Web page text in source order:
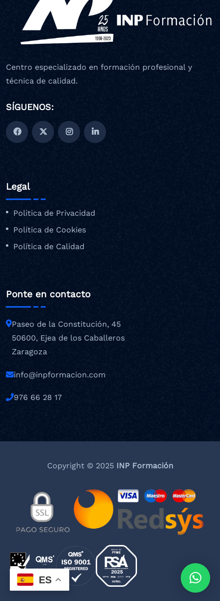
Centro especializado en formación profesional y
técnica de calidad.
SÍGUENOS:
Legal
Politica de Privacidad
Política de Cookies
Política de Calidad
Ponte en contacto
Paseo de la Constitución, 45
50600, Ejea de los Caballeros
Zaragoza
info@inpformacion.com
976 66 28 17
Copyright © 2025INP Formación
ES